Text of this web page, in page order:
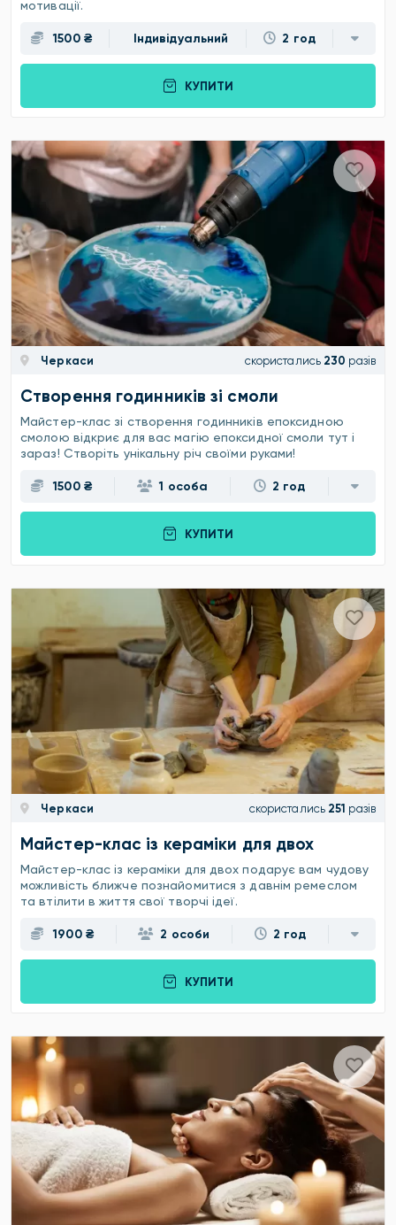
мотивації.
1500 ₴ Індивідуальний 2 год
КУПИТИ
Черкаси скористались 230 разів
Створення годинників зі смоли
Майстер-клас зі створення годинників епоксидною
смолою відкриє для вас магію епоксидної смоли тут і
зараз! Створіть унікальну річ своїми руками!
1500 ₴ 1 особа 2 год
КУПИТИ
Черкаси скористались 251 разів
Майстер-клас із кераміки для двох
Майстер-клас із кераміки для двох подарує вам чудову
можливість ближче познайомитися з давнім ремеслом
та втілити в життя свої творчі ідеї.
1900 ₴ 2 особи 2 год
КУПИТИ